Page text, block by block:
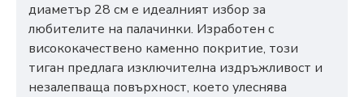
диаметър 28 см е идеалният избор за
любителите на палачинки. Изработен с
висококачествено каменно покритие, този
тиган предлага изключителна издръжливост и
незалепваща повърхност, което улеснява